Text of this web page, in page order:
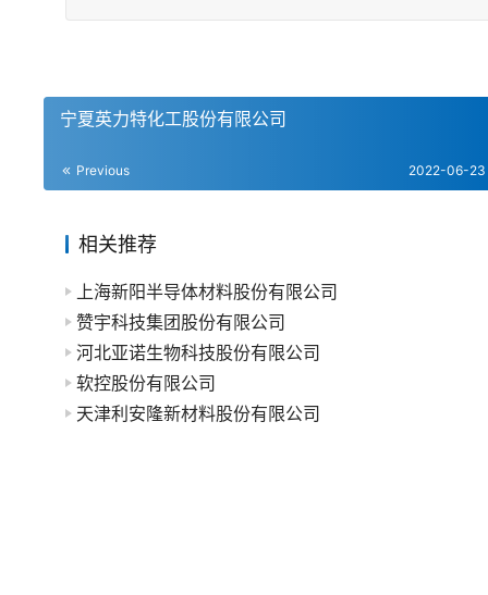
宁夏英力特化工股份有限公司
Previous 2022-06-23
相关推荐
上海新阳半导体材料股份有限公司
赞宇科技集团股份有限公司
河北亚诺生物科技股份有限公司
软控股份有限公司
天津利安隆新材料股份有限公司